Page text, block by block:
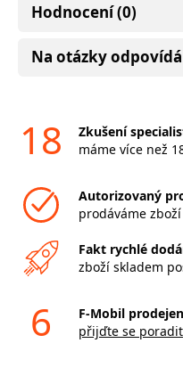
Hodnocení (0)
Na otázky
18
Zkušení
máme více než
Autorizovaný
prodáváme
Fakt rychlé
zboží skladem
6
F-Mobil prodejen
přijďte se poradit